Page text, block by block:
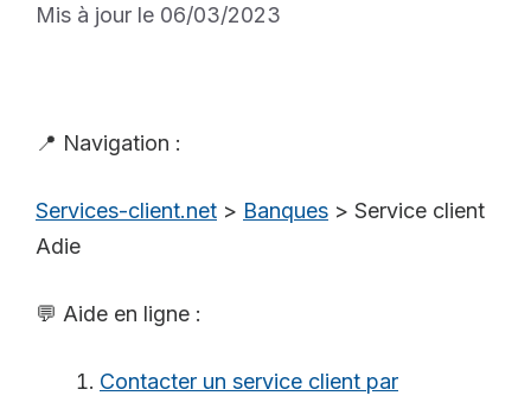
Mis à jour le 06/03/2023
📍 Navigation :
Services-client.net > Banques > Service client
Adie
💬 Aide en ligne :
Contacter un service client par